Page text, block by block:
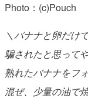
Photo：(c)Pouch
＼バナナと卵だけ
騙されたと思って
熟れたバナナをフ
混ぜ、少量の油で